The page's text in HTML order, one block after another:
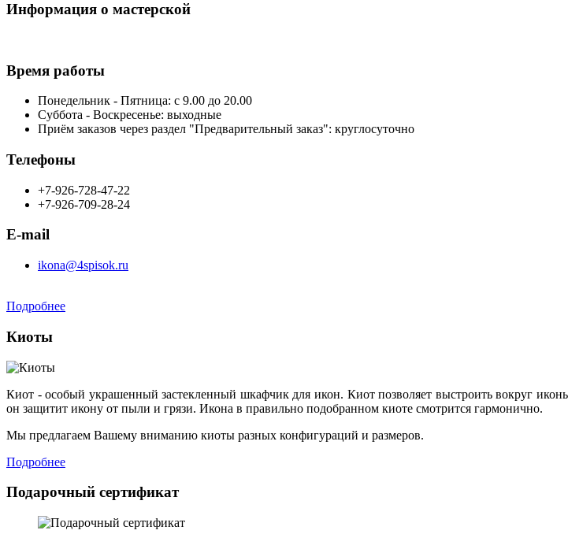
Информация о мастерской
Время работы
Понедельник - Пятница: с 9.00 до 20.00
Суббота - Воскресенье: выходные
Приём заказов через раздел "Предварительный заказ": круглосуточно
Телефоны
+7-926-728-47-22
+7-926-709-28-24
E-mail
ikona@4spisok.ru
Подробнее
Киоты
Киот - особый украшенный застекленный шкафчик для икон. Киот позволяет выстроить вокруг
он защитит икону от пыли и грязи. Икона в правильно подобранном киоте смотрится гармонично.
Мы предлагаем Вашему вниманию киоты разных конфигураций и размеров.
Подробнее
Подарочный сертификат